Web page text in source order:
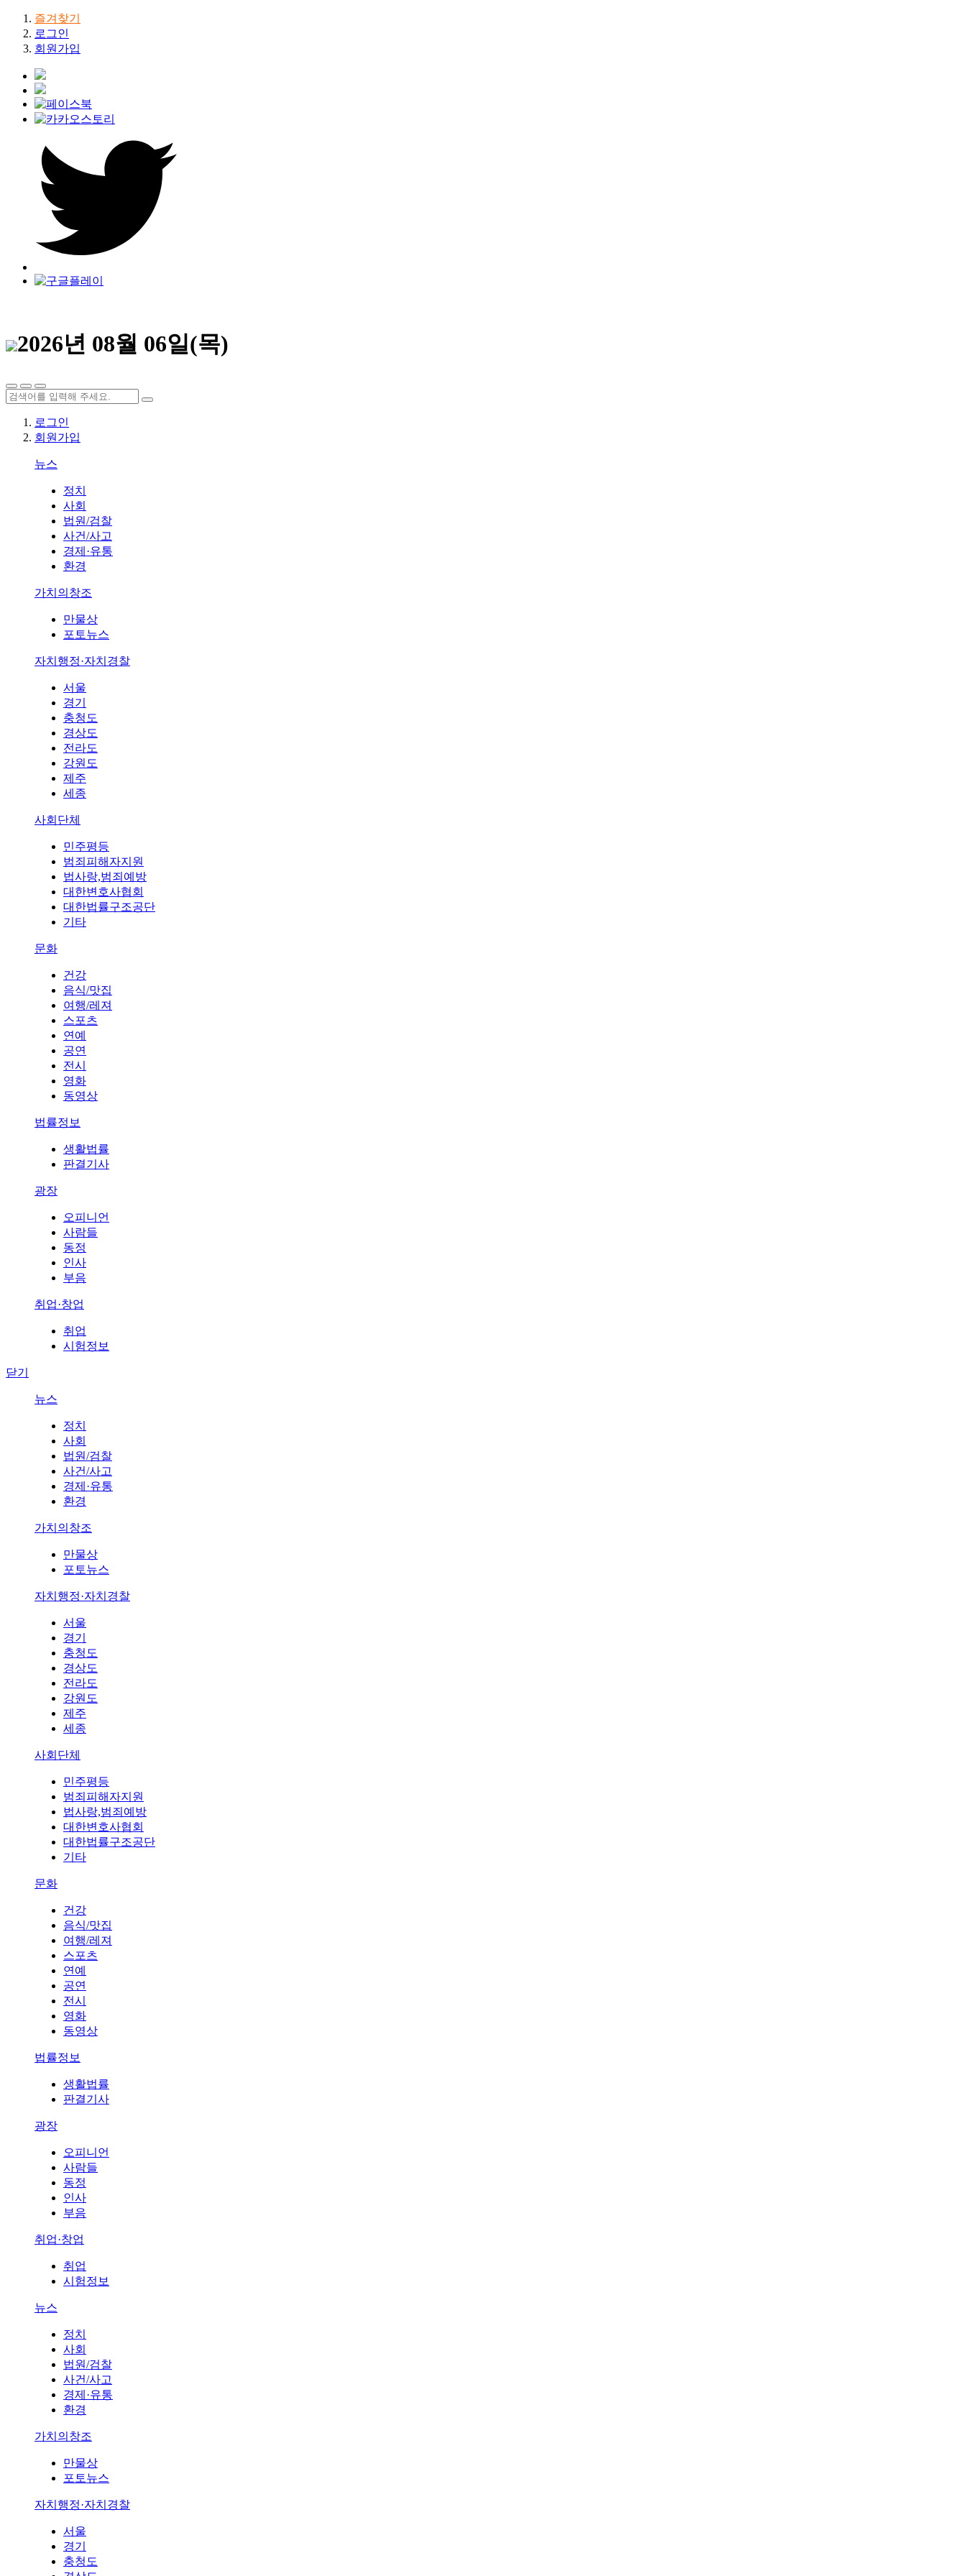
즐겨찾기
로그인
회원가입
2026년 08월 06일(목)
로그인
회원가입
뉴스
정치
사회
법원/검찰
사건/사고
경제·유통
환경
가치의창조
만물상
포토뉴스
자치행정·자치경찰
서울
경기
충청도
경상도
전라도
강원도
제주
세종
사회단체
민주평등
범죄피해자지원
법사랑,범죄예방
대한변호사협회
대한법률구조공단
기타
문화
건강
음식/맛집
여행/레져
스포츠
연예
공연
전시
영화
동영상
법률정보
생활법률
판결기사
광장
오피니언
사람들
동정
인사
부음
취업·창업
취업
시험정보
닫기
뉴스
정치
사회
법원/검찰
사건/사고
경제·유통
환경
가치의창조
만물상
포토뉴스
자치행정·자치경찰
서울
경기
충청도
경상도
전라도
강원도
제주
세종
사회단체
민주평등
범죄피해자지원
법사랑,범죄예방
대한변호사협회
대한법률구조공단
기타
문화
건강
음식/맛집
여행/레져
스포츠
연예
공연
전시
영화
동영상
법률정보
생활법률
판결기사
광장
오피니언
사람들
동정
인사
부음
취업·창업
취업
시험정보
뉴스
정치
사회
법원/검찰
사건/사고
경제·유통
환경
가치의창조
만물상
포토뉴스
자치행정·자치경찰
서울
경기
충청도